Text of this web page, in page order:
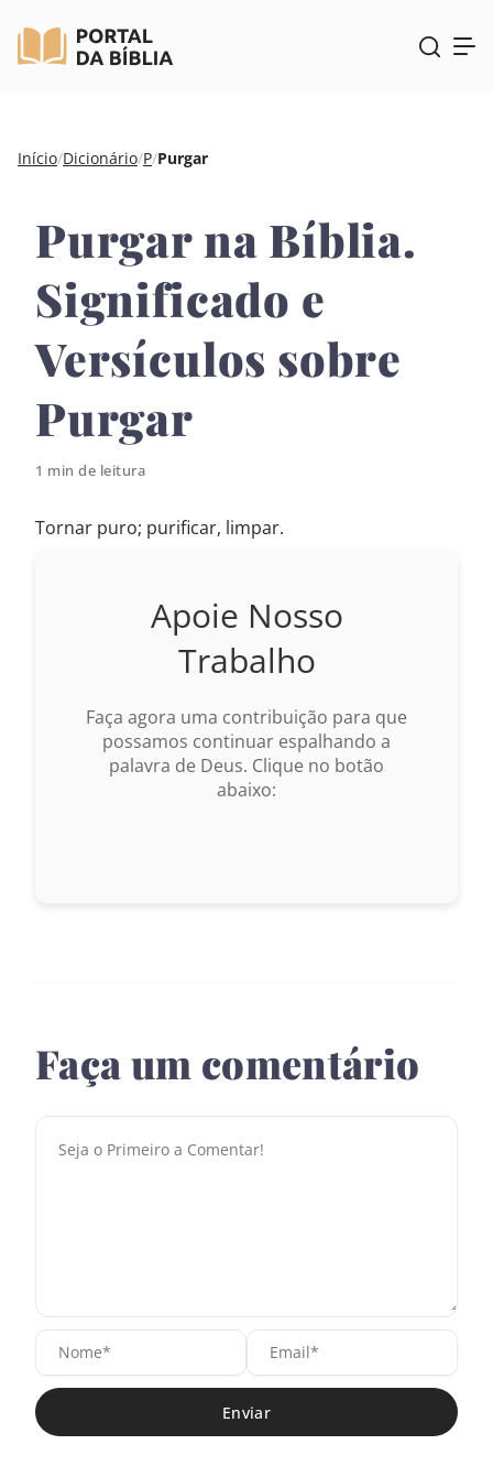
Pular
conteúdo
Início/Dicionário/P/Purgar
Purgar na Bíblia.
Significado e
Versículos sobre
Purgar
1 min de leitura
Tornar puro; purificar, limpar.
Apoie Nosso
Trabalho
Faça agora uma contribuição para que
possamos continuar espalhando a
palavra de Deus. Clique no botão
abaixo:
Faça um comentário
N
o
m
e
*
E
i